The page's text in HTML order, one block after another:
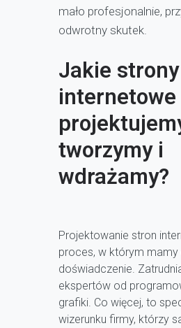
mało profesjonalnie,
odwrotny skutek.
Jakie strony
internetowe
tworzymy i
wdrażamy?
Projektowanie stron
proces, w którym
doświadczenie.
ekspertów od
grafiki. Co więcej, to
wizerunku firmy, którzy